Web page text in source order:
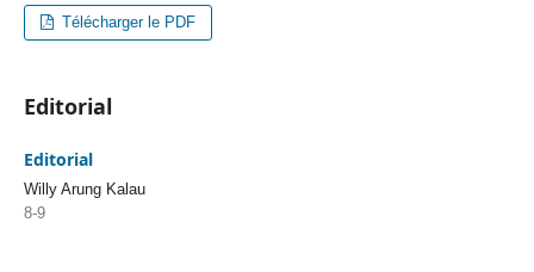
Télécharger le PDF
Editorial
Editorial
Willy Arung Kalau
8-9